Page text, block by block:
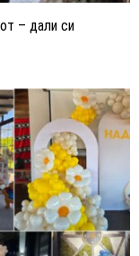
– дали си